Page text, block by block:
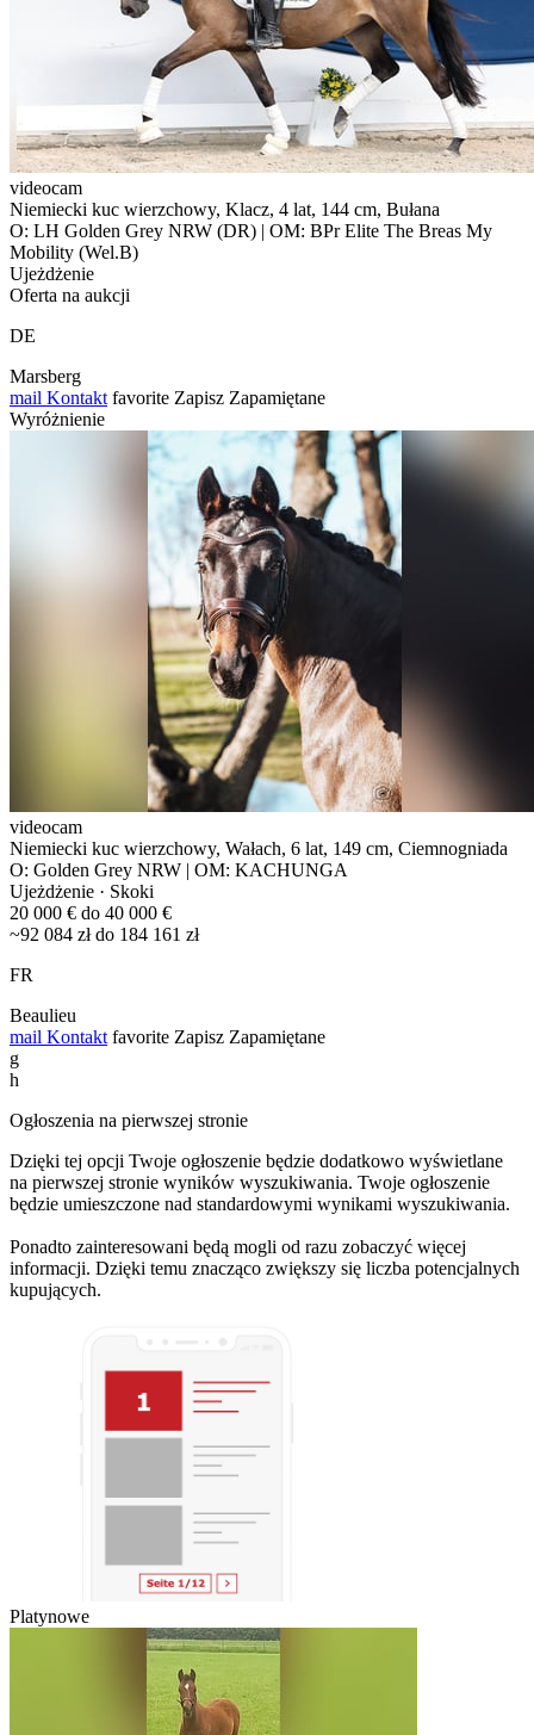
videocam
Niemiecki kuc wierzchowy, Klacz, 4 lat, 144 cm, Bułana
O: LH Golden Grey NRW (DR) | OM: BPr Elite The Breas My
Mobility (Wel.B)
Ujeżdżenie
Oferta na aukcji
DE
Marsberg
mail Kontakt favorite Zapisz Zapamiętane
Wyróżnienie
videocam
Niemiecki kuc wierzchowy, Wałach, 6 lat, 149 cm, Ciemnogniada
O: Golden Grey NRW | OM: KACHUNGA
Ujeżdżenie · Skoki
20 000 € do 40 000 €
~92 084 zł do 184 161 zł
FR
Beaulieu
mail Kontakt favorite Zapisz Zapamiętane
g
h
Ogłoszenia na pierwszej stronie
Dzięki tej opcji Twoje ogłoszenie będzie dodatkowo wyświetlane
na pierwszej stronie wyników wyszukiwania. Twoje ogłoszenie
będzie umieszczone nad standardowymi wynikami wyszukiwania.
Ponadto zainteresowani będą mogli od razu zobaczyć więcej
informacji. Dzięki temu znacząco zwiększy się liczba potencjalnych
kupujących.
Platynowe